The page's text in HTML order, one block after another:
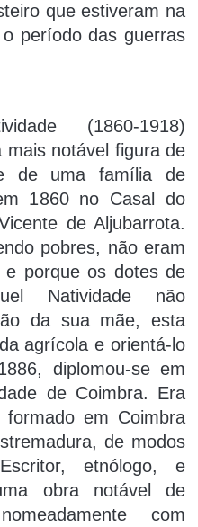
que estiveram na
período das guerras
(1860-1918)
notável figura de
de uma família de
1860 no Casal do
de Aljubarrota.
pobres, não eram
e porque os dotes de
Natividade não
da sua mãe, esta
agrícola e orientá-lo
diplomou-se em
de Coimbra. Era
em Coimbra
de modos
etnólogo, e
obra notável de
com